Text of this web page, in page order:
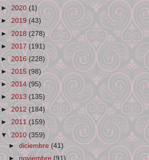
►2020(1)
►2019 (43)
►2018(278)
► 2017(191)
►2016 (228)
►2015 (98)
► 2014 (95)
► 2013(135)
►2012(184)
►2011(159)
▼2010 (359)
►diciembre(41)
►noviembre (91)